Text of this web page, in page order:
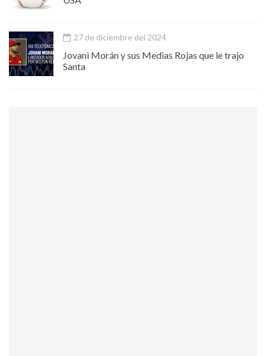
27 de diciembre del 2024
Jovani Morán y sus Medias Rojas que le trajo
Santa